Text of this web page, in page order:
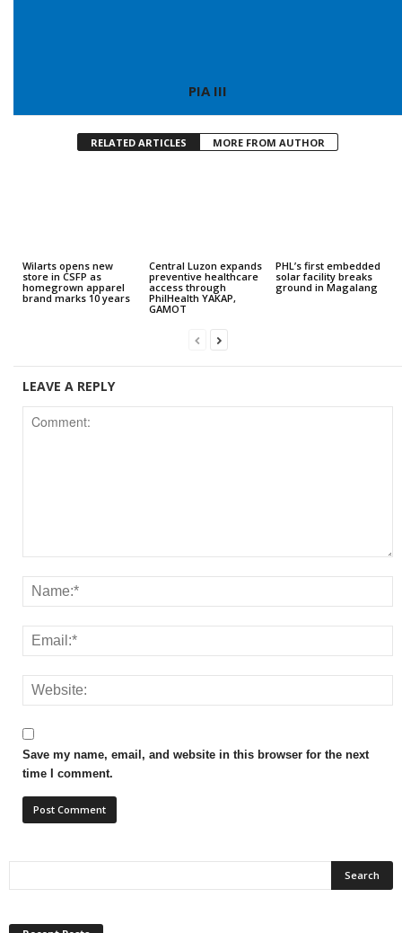
PIA III
RELATED ARTICLES MORE FROM AUTHOR
Wilarts opens new
store in CSFP as
homegrown apparel
brand marks 10 years
Central Luzon expands
preventive healthcare
access through
PhilHealth YAKAP,
GAMOT
PHL’s first embedded
solar facility breaks
ground in Magalang
LEAVE A REPLY
Save my name, email, and website in this browser for the next
time I comment.